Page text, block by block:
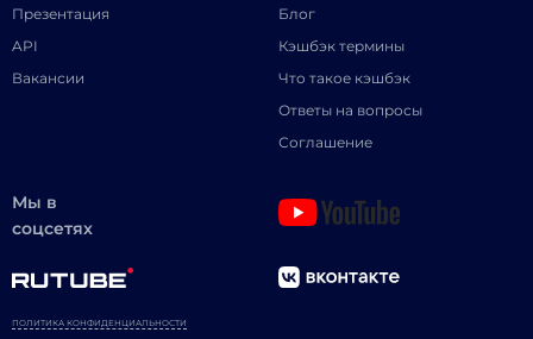
Презентация
API
Вакансии
Блог
Кэшбэк термины
Что такое кэшбэк
Ответы на вопросы
Соглашение
Мы в
соцсетях
ПОЛИТИКА КОНФИДЕНЦИАЛЬНОСТИ